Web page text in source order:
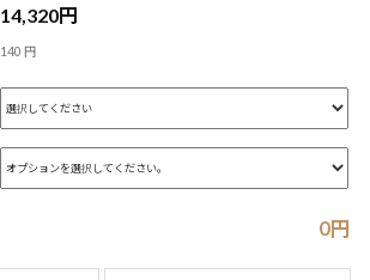
14,320円
140 円
0円